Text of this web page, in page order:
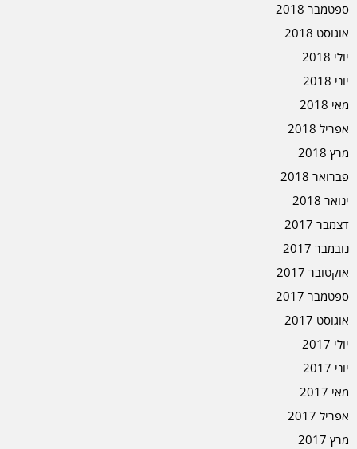
ספטמבר 2018
אוגוסט 2018
יולי 2018
יוני 2018
מאי 2018
אפריל 2018
מרץ 2018
פברואר 2018
ינואר 2018
דצמבר 2017
נובמבר 2017
אוקטובר 2017
ספטמבר 2017
אוגוסט 2017
יולי 2017
יוני 2017
מאי 2017
אפריל 2017
מרץ 2017